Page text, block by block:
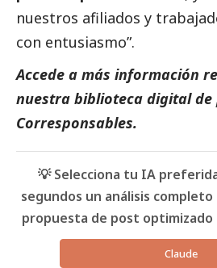
nuestros afiliados y
con entusiasmo”.
Accede a más información
nuestra biblioteca digital de
Corresponsables.
💡 Selecciona tu IA
segundos un análisis
propuesta de post optimizado
Claude